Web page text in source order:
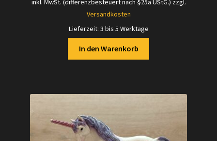
inkl. MwSt. (differenzbesteuert nach §25a UStG.) zzgl.
Versandkosten
Lieferzeit: 3 bis 5 Werktage
In den Warenkorb